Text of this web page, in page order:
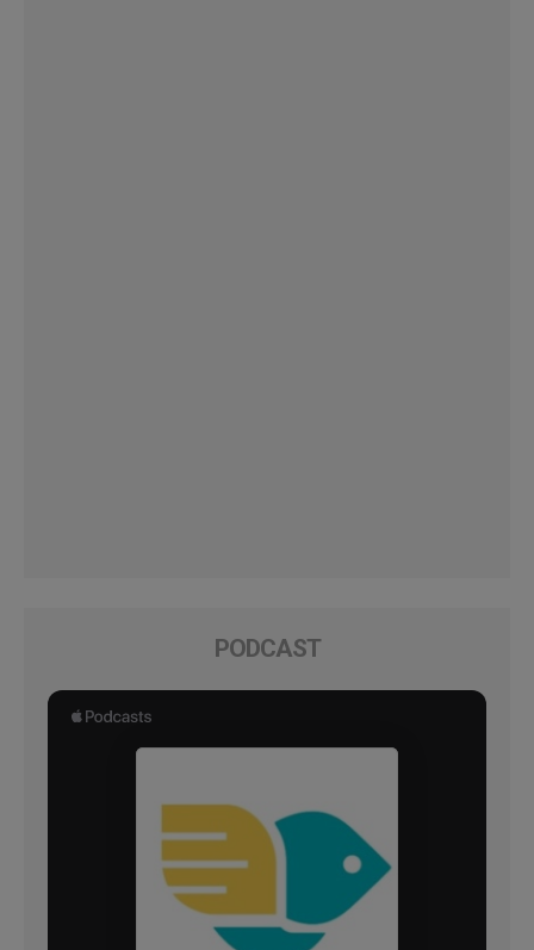
PODCAST